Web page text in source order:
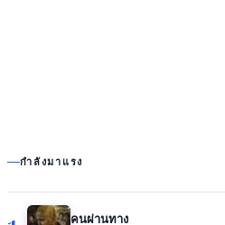
กำลังมาแรง
คนผ่านทาง